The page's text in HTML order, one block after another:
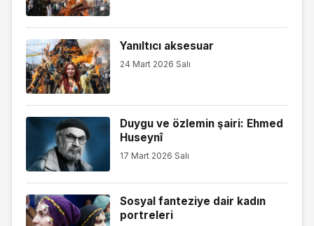
Yanıltıcı aksesuar
24 Mart 2026 Salı
Duygu ve özlemin şairi: Ehmed
Huseynî
17 Mart 2026 Salı
Sosyal fanteziye dair kadın
portreleri